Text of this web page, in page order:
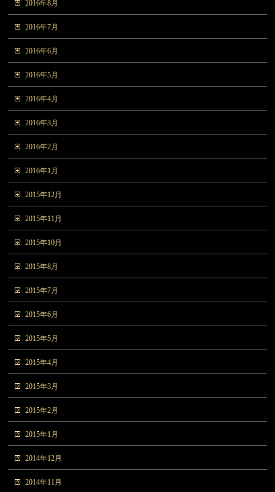
2016年8月
2016年7月
2016年6月
2016年5月
2016年4月
2016年3月
2016年2月
2016年1月
2015年12月
2015年11月
2015年10月
2015年8月
2015年7月
2015年6月
2015年5月
2015年4月
2015年3月
2015年2月
2015年1月
2014年12月
2014年11月